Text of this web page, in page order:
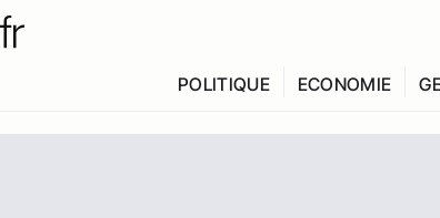
POLITIQUE ECONOMIE